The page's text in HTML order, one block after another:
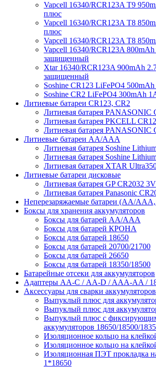
Vapcell 16340/RCR123A T9
плюс
Vapcell 16340/RCR123A T8
плюс
Vapcell 16340/RCR123A T8
Vapcell 16340/RCR123A
защищенный
Xtar 16340/RCR123A 900mAh
защищенный
Soshine CR123 LiFePO4
Soshine CR2 LiFePO4 300mAh
Литиевые батареи CR123, CR2
Литиевая батарея PANASONIC
Литиевая батарея PKCELL
Литиевая батарея PANASONIC
Литиевые батареи АА/ААА
Литиевая батарея Soshine
Литиевая батарея Soshine
Литиевая батарея XTAR
Литиевые батареи дисковые
Литиевая батарея GP CR2032 3V
Литиевая батарея Panasonic
Неперезаряжаемые батареи (АА/
Боксы для хранения аккумуляторов
Боксы для батарей АА/ААА
Боксы для батарей КРОНА
Боксы для батарей 18650
Боксы для батарей 20700/21700
Боксы для батарей 26650
Боксы для батарей 18350/18500
Батарейные отсеки для аккумуляторов
Адаптеры АА-С / АА-D / AAA-AA /
Аксессуары для сварки аккумуляторов
Выпуклый плюс для
Выпуклый плюс для
Выпуклый плюс с
аккумуляторов 18650/18500/
Изоляционное кольцо на
Изоляционное кольцо на
Изоляционная ПЭТ прокладка
1*18650